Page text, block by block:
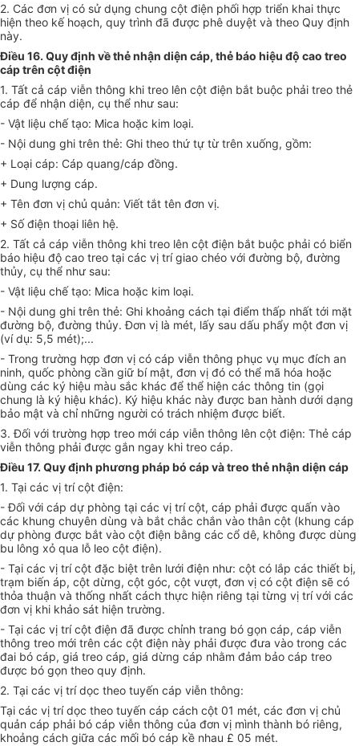
2. Các đơn vị có sử dụng chung cột điện phối hợp triển khai thực
hiện theo kế hoạch, quy trình đã được phê duyệt và theo Quy định
này.
Điều 16. Quy định về thẻ nhận diện cáp, thẻ báo hiệu độ cao treo
cáp trên cột điện
1. Tất cả cáp viễn thông khi treo lên cột điện bắt buộc phải treo thẻ
cáp để nhận diện, cụ thể như sau:
- Vật liệu chế tạo: Mica hoặc kim loại.
- Nội dung ghi trên thẻ: Ghi theo thứ tự từ trên xuống, gồm:
+ Loại cáp: Cáp quang/cáp đồng.
+ Dung lượng cáp.
+ Tên đơn vị chủ quản: Viết tắt tên đơn vị.
+ Số điện thoại liên hệ.
2. Tất cả cáp viễn thông khi treo lên cột điện bắt buộc phải có biển
báo hiệu độ cao treo tại các vị trí giao chéo với đường bộ, đường
thủy, cụ thể như sau:
- Vật liệu chế tạo: Mica hoặc kim loại.
- Nội dung ghi trên thẻ: Ghi khoảng cách tại điểm thấp nhất tới mặt
đường bộ, đường thủy. Đơn vị là mét, lấy sau dấu phẩy một đơn vị
(ví dụ: 5,5 mét);...
- Trong trường hợp đơn vị có cáp viễn thông phục vụ mục đích an
ninh, quốc phòng cần giữ bí mật, đơn vị đó có thể mã hóa hoặc
dùng các ký hiệu màu sắc khác để thể hiện các thông tin (gọi
chung là ký hiệu khác). Ký hiệu khác này được ban hành dưới dạng
bảo mật và chỉ những người có trách nhiệm được biết.
3. Đối với trường hợp treo mới cáp viễn thông lên cột điện: Thẻ cáp
viễn thông phải được gắn ngay khi treo cáp.
Điều 17. Quy định phương pháp bó cáp và treo thẻ nhận diện cáp
1. Tại các vị trí cột điện:
- Đối với cáp dự phòng tại các vị trí cột, cáp phải được quấn vào
các khung chuyên dùng và bắt chắc chắn vào thân cột (khung cáp
dự phòng được bắt vào cột điện bằng các cổ dê, không được dùng
bu lông xỏ qua lỗ leo cột điện).
- Tại các vị trí cột đặc biệt trên lưới điện như: cột có lắp các thiết bị,
trạm biến áp, cột dừng, cột góc, cột vượt, đơn vị có cột điện sẽ có
thỏa thuận và thống nhất cách thực hiện riêng tại từng vị trí với các
đơn vị khi khảo sát hiện trường.
- Tại các vị trí cột điện đã được chỉnh trang bó gọn cáp, cáp viễn
thông treo mới trên các cột điện này phải được đưa vào trong các
đai bó cáp, giá treo cáp, giá dừng cáp nhằm đảm bảo cáp treo
được bó gọn theo quy định.
2. Tại các vị trí dọc theo tuyến cáp viễn thông:
Tại các vị trí dọc theo tuyến cáp cách cột 01 mét, các đơn vị chủ
quản cáp phải bó cáp viễn thông của đơn vị mình thành bó riêng,
khoảng cách giữa các mối bó cáp kề nhau £ 05 mét.